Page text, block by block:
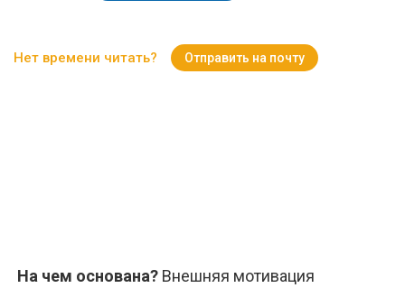
Нет времени читать? Отправить на почту
На чем основана? Внешняя мотивация